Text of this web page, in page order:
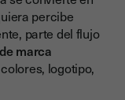
percibe
parte del flujo
marca
logotipo,